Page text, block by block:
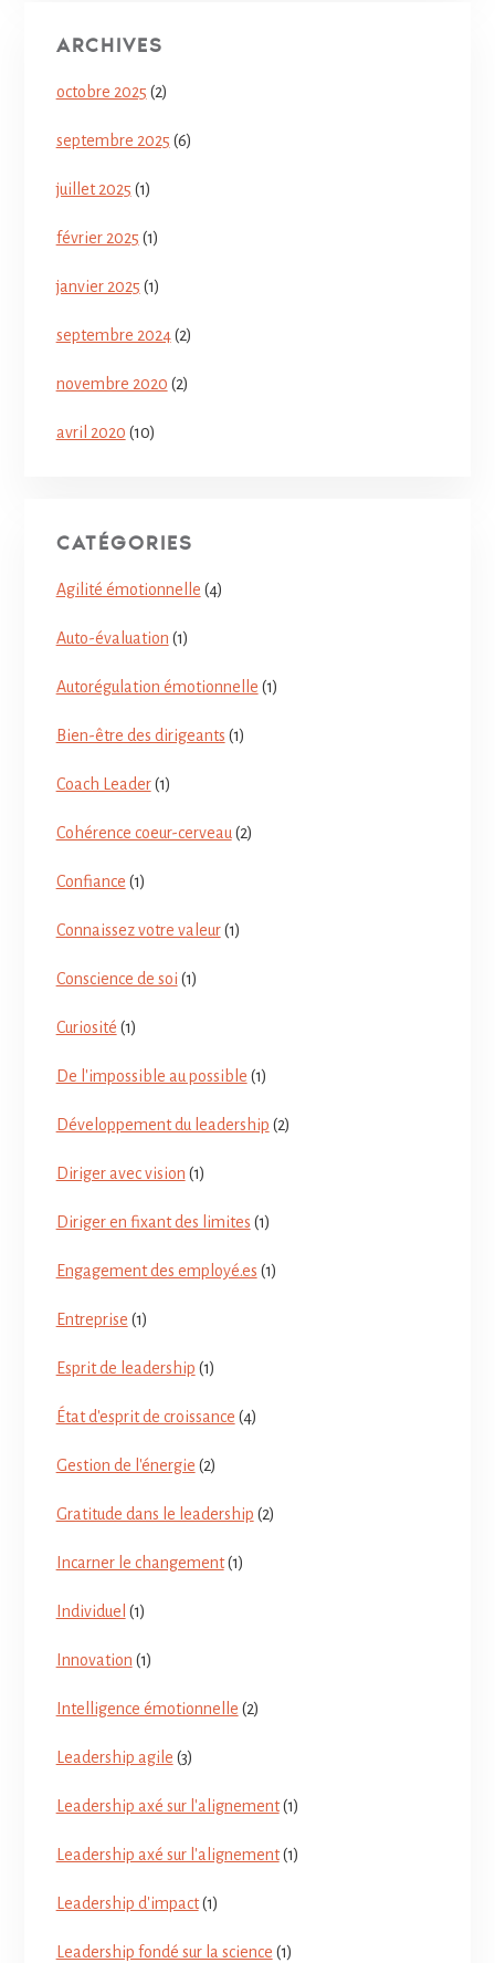
ARCHIVES
octobre 2025 (2)
septembre 2025 (6)
juillet 2025 (1)
février 2025 (1)
janvier 2025 (1)
septembre 2024(2)
novembre 2020 (2)
avril 2020 (10)
CATÉGORIES
Agilité émotionnelle (4)
Auto-évaluation (1)
Autorégulation émotionnelle (1)
Bien-être des dirigeants (1)
Coach Leader(1)
Cohérence coeur-cerveau (2)
Confiance (1)
Connaissez votre valeur(1)
Conscience de soi (1)
Curiosité (1)
De l'impossible au possible (1)
Développement du leadership (2)
Diriger avec vision (1)
Diriger en fixant des limites (1)
Engagement des employé.es (1)
Entreprise (1)
Esprit de leadership (1)
État d'esprit de croissance (4)
Gestion de l'énergie (2)
Gratitude dans le leadership (2)
Incarner le changement(1)
Individuel (1)
Innovation (1)
Intelligence émotionnelle (2)
Leadership agile (3)
Leadership axé sur l'alignement(1)
Leadership axé sur l'alignement(1)
Leadership d'impact(1)
Leadership fondé sur la science (1)